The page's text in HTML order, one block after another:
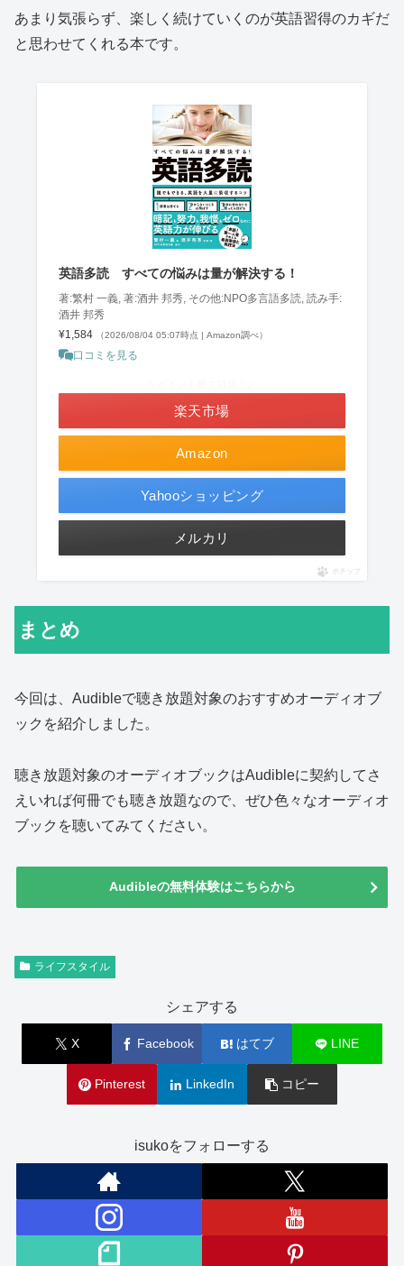
あまり気張らず、楽しく続けていくのが英語習得のカギだ
と思わせてくれる本です。
英語多読 すべての悩みは量が解決する！
著:繁村 一義, 著:酒井 邦秀, その他:NPO多言語多読, 読み手:
酒井 邦秀
¥1,584
（2026/08/04 05:07時点 | Amazon調べ）
口コミを見る
Amazon
楽天市場
Yahooショッピング
メルカリ
ポチップ
まとめ
今回は、Audibleで聴き放題対象のおすすめオーディオブ
ックを紹介しました。
聴き放題対象のオーディオブックはAudibleに契約してさ
えいれば何冊でも聴き放題なので、ぜひ色々なオーディオ
ブックを聴いてみてください。
Audibleの無料体験はこちらから
ライフスタイル
シェアする
X Facebook はてブ LINE
Pinterest LinkedIn コピー
isukoをフォローする